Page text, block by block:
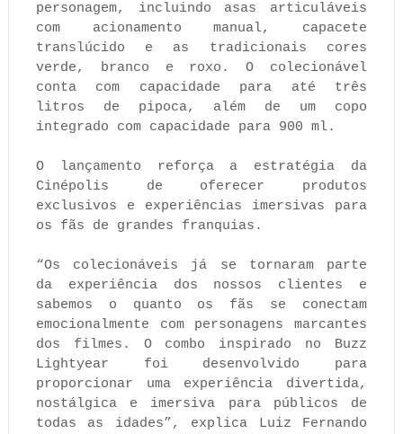
personagem, incluindo asas articuláveis
com acionamento manual, capacete
translúcido e as tradicionais cores
verde, branco e roxo. O colecionável
conta com capacidade para até três
litros de pipoca, além de um copo
integrado com capacidade para 900 ml.
O lançamento reforça a estratégia da
Cinépolis de oferecer produtos
exclusivos e experiências imersivas para
os fãs de grandes franquias.
“Os colecionáveis já se tornaram parte
da experiência dos nossos clientes e
sabemos o quanto os fãs se conectam
emocionalmente com personagens marcantes
dos filmes. O combo inspirado no Buzz
Lightyear foi desenvolvido para
proporcionar uma experiência divertida,
nostálgica e imersiva para públicos de
todas as idades”, explica Luiz Fernando